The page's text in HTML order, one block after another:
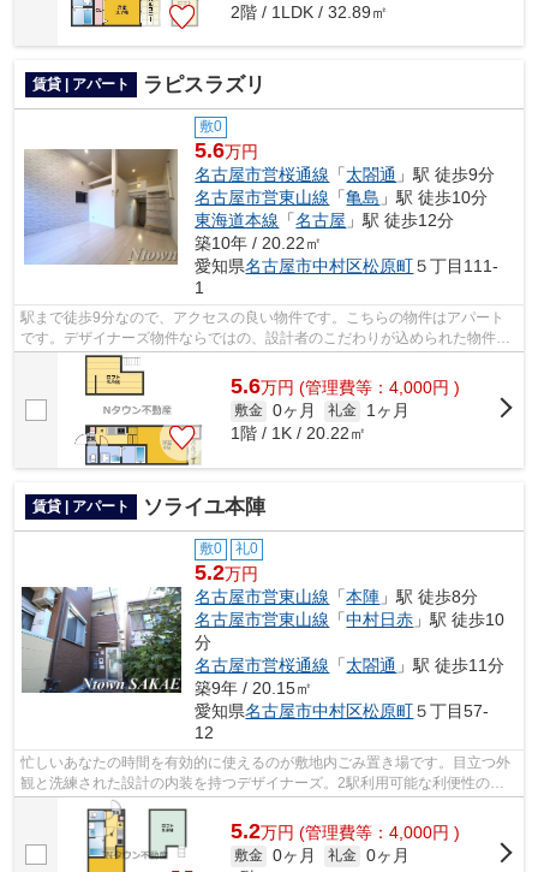
2階 / 1LDK / 32.89㎡
賃貸 | アパート ラピスラズリ
敷0
5.6万円
名古屋市営桜通線 「太閤通 」駅 徒歩9分
名古屋市営東山線 「亀島 」駅 徒歩10分
東海道本線 「名古屋 」駅 徒歩12分
築10年 / 20.22㎡
愛知県名古屋市中村区松原町５丁目111-
1
駅まで徒歩9分なので、アクセスの良い物件です。こちらの物件はアパート
です。デザイナーズ物件ならではの、設計者のこだわりが込められた物件。
こだわりポイント満載のラピスラズリ。...
5.6万円 (管理費等：4,000円 )
敷金 0ヶ月 礼金
1ヶ月
1階 / 1K / 20.22㎡
賃貸 | アパート ソライユ本陣
敷0 礼0
5.2万円
名古屋市営東山線 「本陣 」駅 徒歩8分
名古屋市営東山線 「中村日赤 」駅 徒歩10
分
名古屋市営桜通線 「太閤通 」駅 徒歩11分
築9年 / 20.15㎡
愛知県名古屋市中村区松原町５丁目57-
12
忙しいあなたの時間を有効的に使えるのが敷地内ごみ置き場です。目立つ外
観と洗練された設計の内装を持つデザイナーズ。2駅利用可能な利便性の高
い物件です。場所が平坦なのは、ランニ...
5.2万円 (管理費等：4,000円 )
敷金 0ヶ月 礼金 0ヶ月